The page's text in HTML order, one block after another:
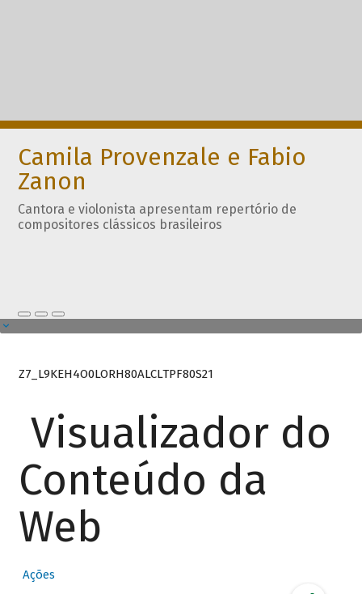
Camila Provenzale e Fabio
Zanon
Cantora e violonista apresentam repertório de
compositores clássicos brasileiros
Z7_L9KEH4O0LORH80ALCLTPF80S21
Visualizador do
Conteúdo da
Web
Ações